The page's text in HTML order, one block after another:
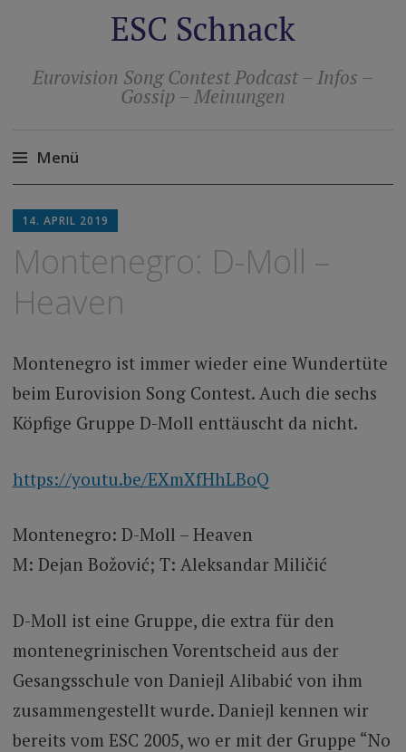
ESC Schnack
Eurovision Song Contest Podcast – Infos –
Gossip – Meinungen
Menü
Inhalt
14. APRIL 2019
Montenegro: D-Moll –
Heaven
Montenegro ist immer wieder eine Wundertüte
beim Eurovision Song Contest. Auch die sechs
Köpfige Gruppe D-Moll enttäuscht da nicht.
https://youtu.be/EXmXfHhLBoQ
Montenegro: D-Moll – Heaven
M: Dejan Božović; T: Aleksandar Miličić
D-Moll ist eine Gruppe, die extra für den
montenegrinischen Vorentscheid aus der
Gesangsschule von Daniejl Alibabić von ihm
zusammengestellt wurde. Daniejl kennen wir
bereits vom ESC 2005, wo er mit der Gruppe “No